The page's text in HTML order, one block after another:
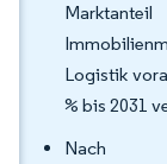
Logistik
% bis 2031
Nach